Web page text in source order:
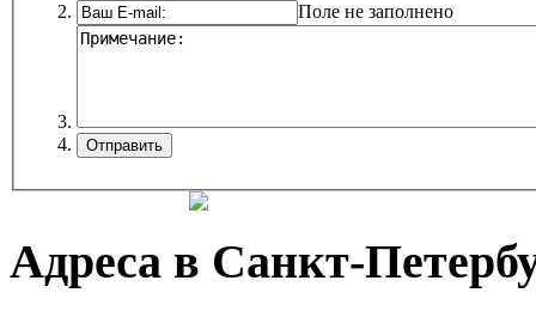
Поле не заполнено
Адреса в Санкт-